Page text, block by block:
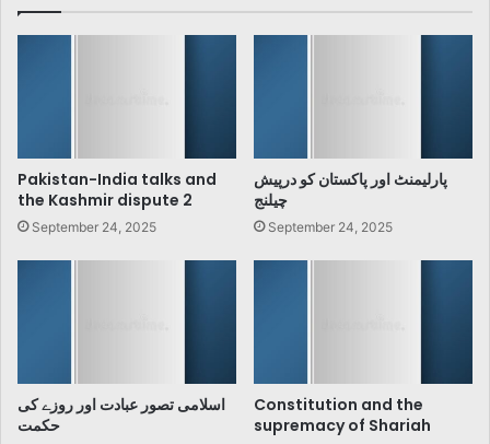
Pakistan-India talks and
the Kashmir dispute 2
September 24, 2025
پارلیمنٹ اور پاکستان کو درپیش
چیلنج
September 24, 2025
اسلامی تصور عبادت اور روزے کی
حکمت
Constitution and the
supremacy of Shariah